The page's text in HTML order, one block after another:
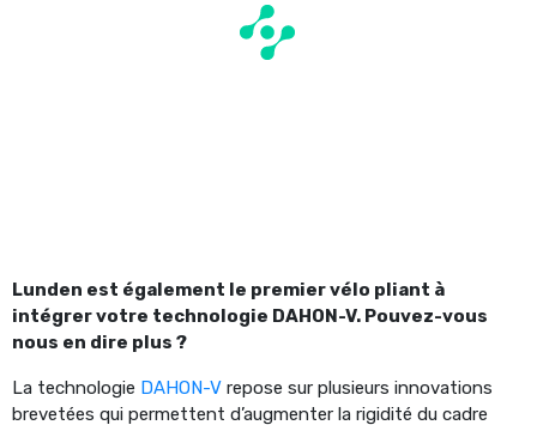
Lunden est également le premier vélo pliant à
intégrer votre technologie DAHON-V. Pouvez-vous
nous en dire plus ?
La technologie DAHON-V repose sur plusieurs innovations
brevetées qui permettent d’augmenter la rigidité du cadre